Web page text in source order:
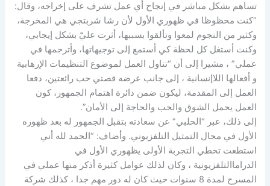
تساهم بشكل مباشر في إنجاح أي عمل تشرف على إخراجه، وقال:
“كنت محظوظا في ظهوري الأول لأن رشا شربتجي هي المخرجة،
وكثير من النجوم لمعوا وتألقوا بسببها، أثرت عليّ بشكل إيجابي،
وكنت أستغل كل لحظة كي أستمع إلى توجيهاتها، وأترجمها في
عملي” ، مشيرا إلى أن “تناول العمل لموضوع التنظيمات الإرهابية
و أفعالها اللاإنسانية ، إلى جانب عرضه قصتي حب رائعتين، دفعا
العمل إلى المقدمة، ليكون ضمن دائرة اهتمام الجمهور، كون
العمل يحمل الشوق والحب والحاجة إلى الأمان”.
إلى ذلك، عبر “الحلبي” عن سعادته بتقبل الجمهور له بعد ظهوره
الأول في مجال التمثيل التلفزيوني. وأضاف: “الحمد لله أني
استطعت تخطي التجربة الأولى يظهوري الأول في
الدراماالتلفزيونية ، وكان لذلك عوامل كثيرة أذكر منها عملي في
المسرح لمدة 8 سنوات حيث كان له دور مهم جدا ، كذلك شركة